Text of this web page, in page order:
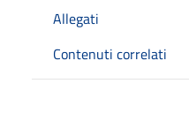
Allegati
Contenuti correlati